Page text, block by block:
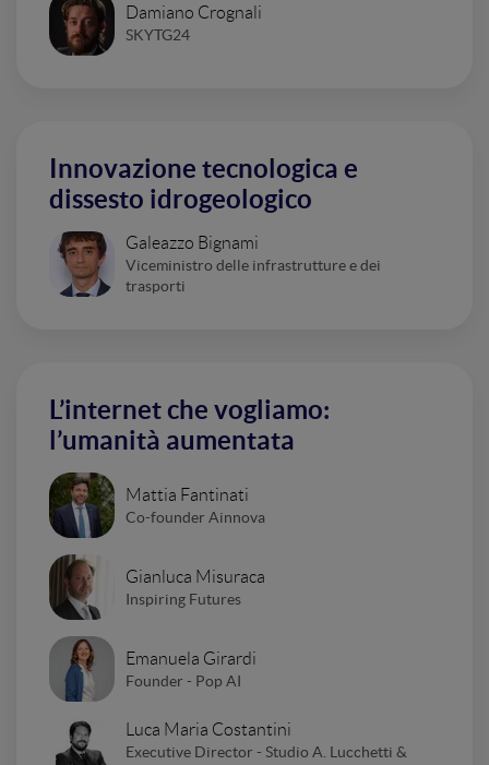
Damiano Crognali
SKYTG24
Innovazione tecnologica e
dissesto idrogeologico
Galeazzo Bignami
Viceministro delle infrastrutture e dei
trasporti
L’internet che vogliamo:
l’umanità aumentata
Mattia Fantinati
Co-founder Ainnova
Gianluca Misuraca
Inspiring Futures
Emanuela Girardi
Founder - Pop AI
Luca Maria Costantini
Executive Director - Studio A. Lucchetti &